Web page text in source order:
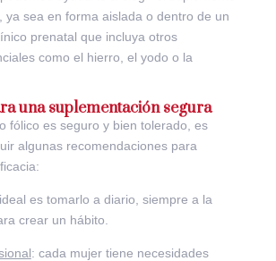
ya sea en forma aislada o dentro de un
prenatal que incluya otros
como el hierro, el yodo o la
una suplementación segura
fólico es seguro y bien tolerado, es
algunas recomendaciones para
es tomarlo a diario, siempre a la
crear un hábito.
: cada mujer tiene necesidades